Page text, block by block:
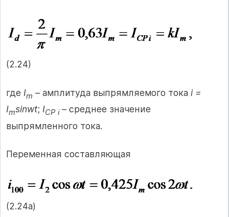
(2.24)
где Im – амплитуда выпрямляемого тока i =
Imsinwt; ICP i– среднее значение
выпрямленного тока.
Переменная составляющая
(2.24a)